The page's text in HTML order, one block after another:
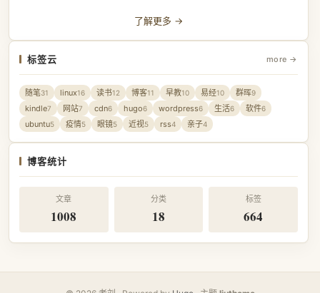
了解更多 →
标签云 more →
随笔31 linux16 读书12 博客11 早教10 易经10 群晖9
kindle7 网站7 cdn6 hugo6 wordpress6 生活6 软件6
ubuntu5 疫情5 眼镜5 近视5 rss4 亲子4
博客统计
文章
1008
分类
18
标签
664